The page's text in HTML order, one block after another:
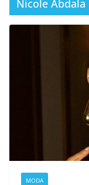
Nicole Abdala
MODA